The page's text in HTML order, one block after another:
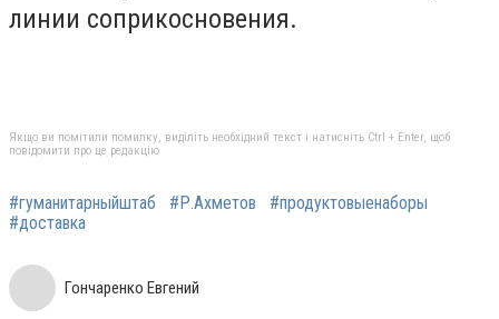
линии соприкосновения.
Якщо ви помітили помилку, виділіть необхідний текст і натисніть Ctrl + Enter, щоб
повідомити про це редакцію
#гуманитарныйштаб #Р.Ахметов
#продуктовыенаборы
#доставка
Гончаренко Евгений